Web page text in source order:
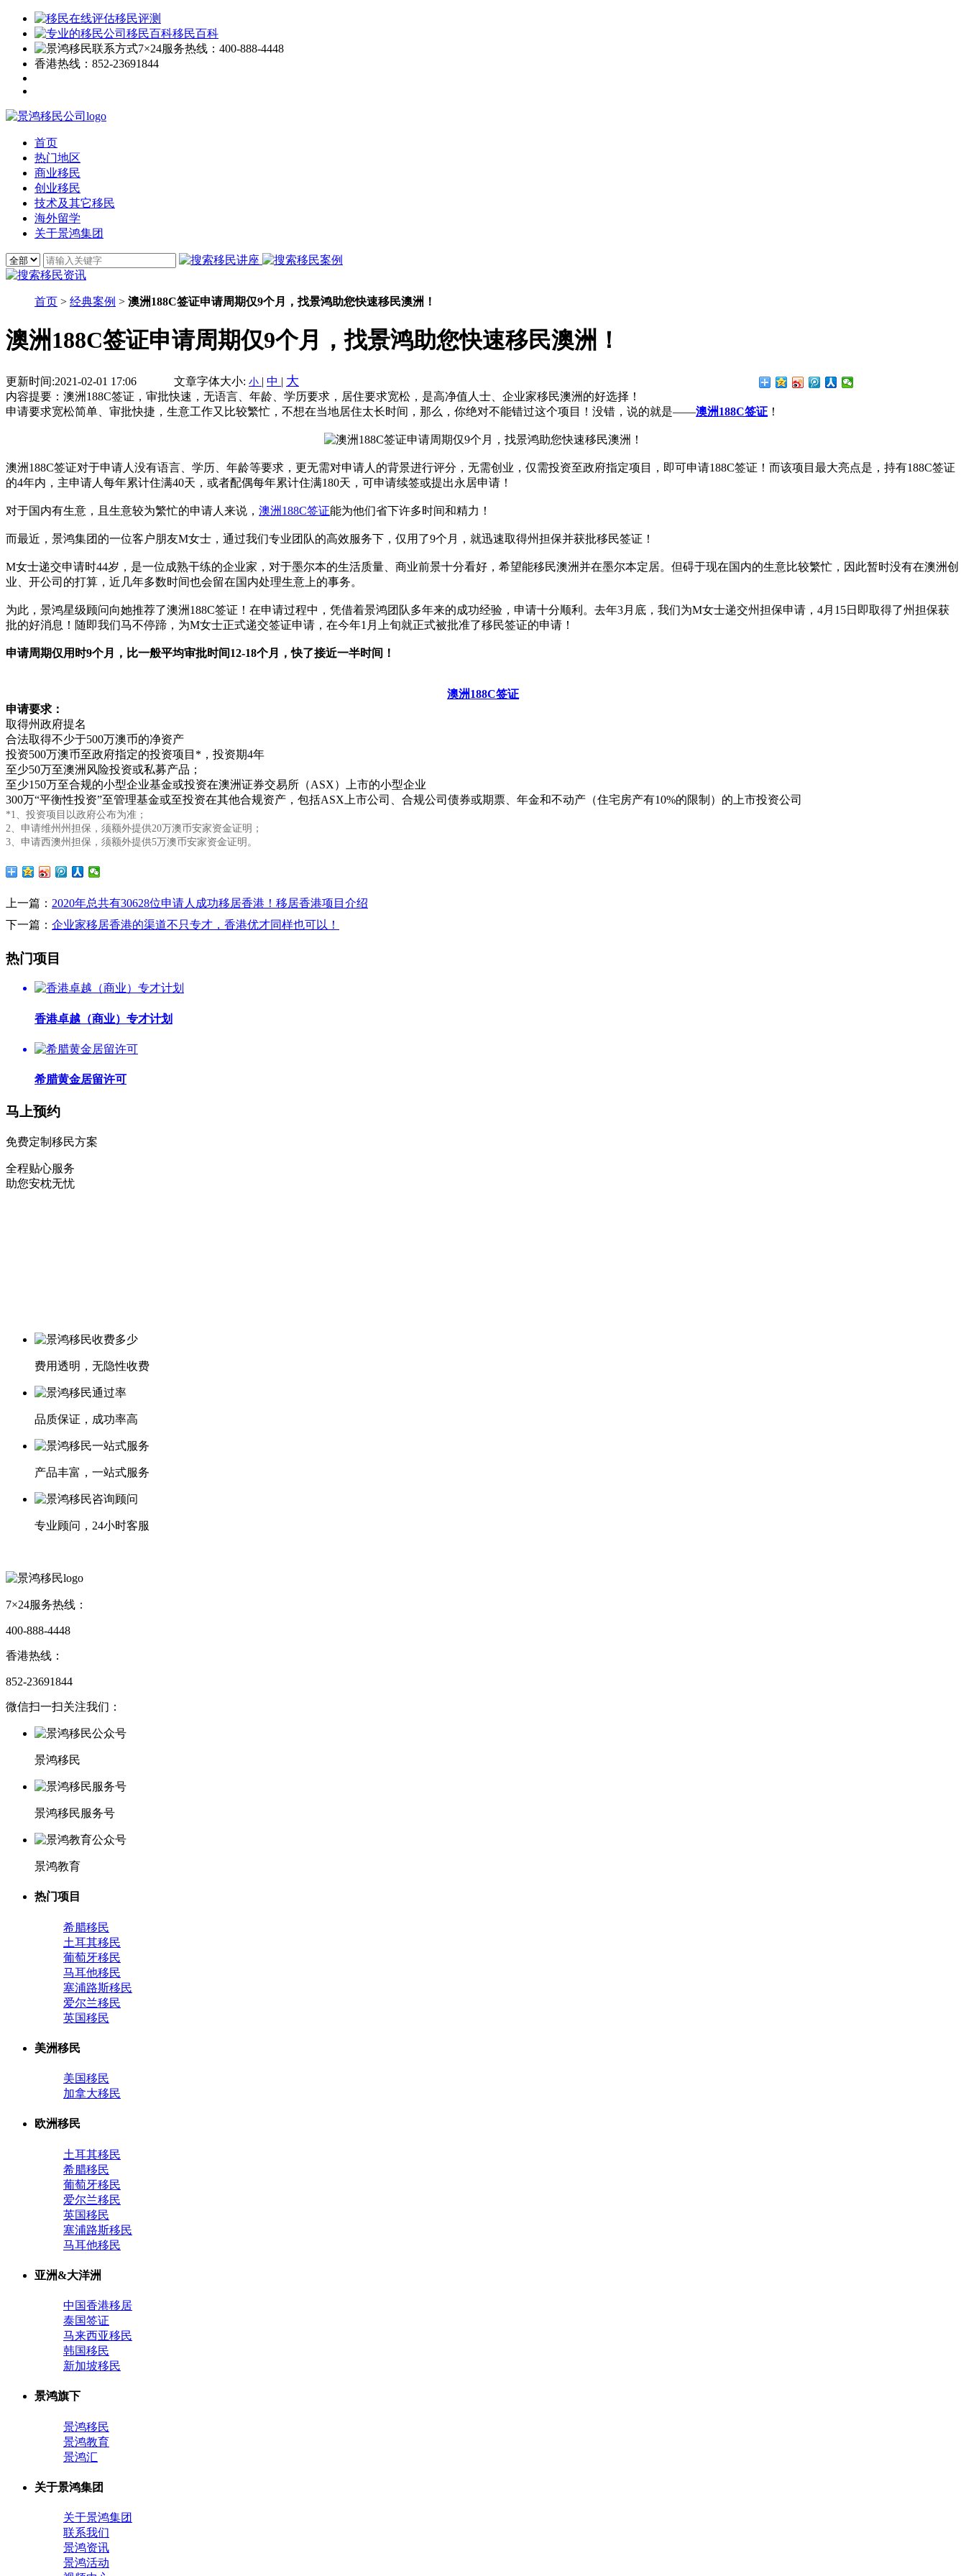
移民评测
移民百科
7×24服务热线： 400-888-4448
香港热线： 852-23691844
首页
热门地区
商业移民
创业移民
技术及其它移民
海外留学
关于景鸿集团
首页 > 经典案例 > 澳洲188C签证申请周期仅9个月，找景鸿助您快速移民澳洲！
澳洲188C签证申请周期仅9个月，找景鸿助您快速移民澳洲！
更新时间:2021-02-01 17:06 文章字体大小: 小 | 中 | 大
内容提要：澳洲188C签证，审批快速，无语言、年龄、学历要求，居住要求宽松，是高净值人士、企业家移民澳洲的好选择！
申请要求宽松简单、审批快捷，生意工作又比较繁忙，不想在当地居住太长时间，那么，你绝对不能错过这个项目！没错，说的就是——澳洲188C签证 ！
澳洲188C签证对于申请人没有语言、学历、年龄等要求，更无需对申请人的背景进行评分，无需创业，仅需投资至政府指定项目，即可申请188C签证！而该项目最大亮点是，持有188C签证
的4年内，主申请人每年累计住满40天，或者配偶每年累计住满180天，可申请续签或提出永居申请！
对于国内有生意，且生意较为繁忙的申请人来说， 澳洲188C签证能为他们省下许多时间和精力！
而最近，景鸿集团的一位客户朋友M女士，通过我们专业团队的高效服务下，仅用了9个月，就迅速取得州担保并获批移民签证！
M女士递交申请时44岁，是一位成熟干练的企业家，对于墨尔本的生活质量、商业前景十分看好，希望能移民澳洲并在墨尔本定居。但碍于现在国内的生意比较繁忙，因此暂时没有在澳洲创
业、开公司的打算，近几年多数时间也会留在国内处理生意上的事务。
为此，景鸿星级顾问向她推荐了澳洲188C签证！在申请过程中，凭借着景鸿团队多年来的成功经验，申请十分顺利。去年3月底，我们为M女士递交州担保申请，4月15日即取得了州担保获
批的好消息！随即我们马不停蹄，为M女士正式递交签证申请，在今年1月上旬就正式被批准了移民签证的申请！
申请周期仅用时9个月，比一般平均审批时间12-18个月，快了接近一半时间！
澳洲188C签证
申请要求：
取得州政府提名
合法取得不少于500万澳币的净资产
投资500万澳币至政府指定的投资项目*，投资期4年
至少50万至澳洲风险投资或私募产品；
至少150万至合规的小型企业基金或投资在澳洲证券交易所（ASX）上市的小型企业
300万“平衡性投资”至管理基金或至投资在其他合规资产，包括ASX上市公司、合规公司债券或期票、年金和不动产（住宅房产有10%的限制）的上市投资公司
*1、投资项目以政府公布为准；
2、申请维州州担保，须额外提供20万澳币安家资金证明；
3、申请西澳州担保，须额外提供5万澳币安家资金证明。
上一篇： 2020年总共有30628位申请人成功移居香港！移居香港项目介绍
下一篇： 企业家移居香港的渠道不只专才，香港优才同样也可以！
热门项目
香港卓越（商业）专才计划
希腊黄金居留许可
马上预约
免费定制移民方案
全程贴心服务
助您安枕无忧
费用透明，无隐性收费
品质保证，成功率高
产品丰富，一站式服务
专业顾问，24小时客服
7×24服务热线：
400-888-4448
香港热线：
852-23691844
微信扫一扫关注我们：
景鸿移民
景鸿移民服务号
景鸿教育
热门项目
希腊移民
土耳其移民
葡萄牙移民
马耳他移民
塞浦路斯移民
爱尔兰移民
英国移民
美洲移民
美国移民
加拿大移民
欧洲移民
土耳其移民
希腊移民
葡萄牙移民
爱尔兰移民
英国移民
塞浦路斯移民
马耳他移民
亚洲&大洋洲
中国香港移居
泰国签证
马来西亚移民
韩国移民
新加坡移民
景鸿旗下
景鸿移民
景鸿教育
景鸿汇
关于景鸿集团
关于景鸿集团
联系我们
景鸿资讯
景鸿活动